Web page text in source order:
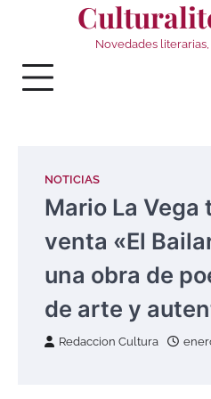
Novedades
NOTICIAS
Mario La Vega
venta «El
una obra de
de arte y
Redaccion Cultura